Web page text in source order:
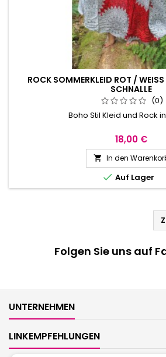
ROCK SOMMERKLEID ROT / WEISS
CHNALLE
(0)
Boho Stil Kleid und Rock
18,00 €
 In den
 Auf Lager
Folgen Sie uns auf
UNTERNEHMEN
LINKEMPFEHLUNGEN